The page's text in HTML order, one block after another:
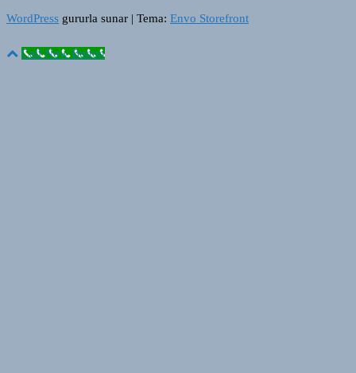
WordPress gururla sunar | Tema: Envo Storefront
Call Now Button